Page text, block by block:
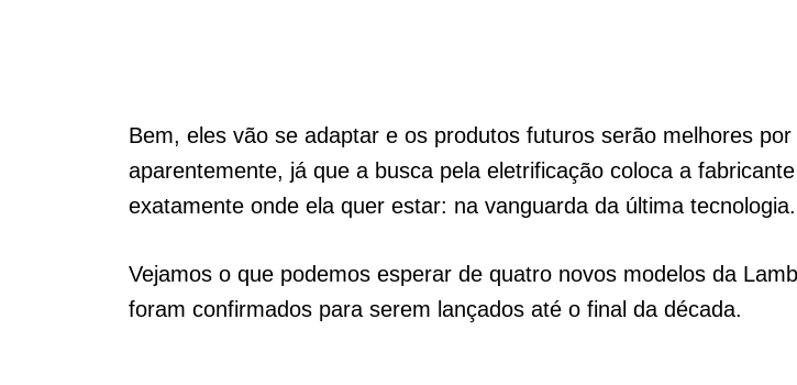
Bem, eles vão se adaptar e os produtos futuros serão melhores por
aparentemente, já que a busca pela eletrificação coloca a
exatamente onde ela quer estar: na vanguarda da última tecnologia.
Vejamos o que podemos esperar de quatro novos modelos da
foram confirmados para serem lançados até o final da década.